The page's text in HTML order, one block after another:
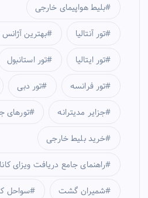
بلیط هواپیمای خارجی
بهترین تور آنتالیا
تور استانبول تور ایتالیا
تور دبی تور فرانسه
تورهای جزایر مدیترانه
خرید بلیط خارجی
راهنمای جامع دریافت ویزای
سواحل شمیران گشت